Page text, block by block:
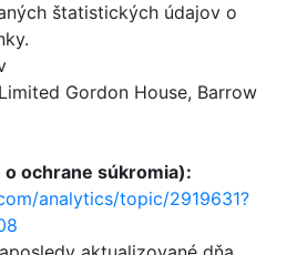
štatistických údajov o
Gordon House, Barrow
ochrane súkromia):
analytics/topic/2919631?